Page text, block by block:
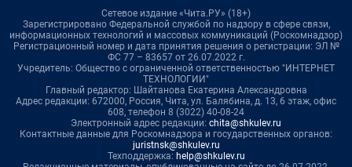
Сетевое издание «Чита.РУ» (18+)
Зарегистрировано Федеральной службой по надзору в сфере связи,
информационных технологий и массовых коммуникаций (Роскомнадзор)
Регистрационный номер и дата принятия решения о регистрации: ЭЛ №
ФС 77 – 83657 от 26.07.2022 г.
Учредитель: Общество с ограниченной ответственностью "ИНТЕРНЕТ
ТЕХНОЛОГИИ"
Главный редактор: Шайтанова Екатерина Александровна
Адрес редакции: 672000, Россия, Чита, ул. Балябина, д. 13, 6 этаж, офис
608, телефон 8 (3022) 40-08-24
Электронный адрес редакции: chita@shkulev.ru
Контактные данные для Роскомнадзора и государственных органов:
juristnsk@shkulev.ru
Техподдержка: help@shkulev.ru